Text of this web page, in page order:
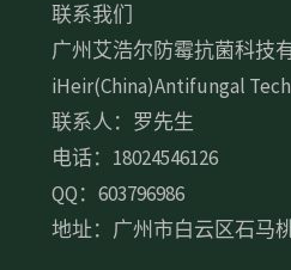
联系我们
广州艾浩尔防霉抗菌科技
iHeir(China)Antifungal
联系人：罗先生
电话：18024546126
QQ：603796986
地址：广州市白云区石马